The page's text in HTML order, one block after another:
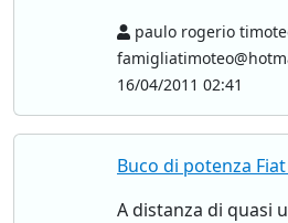
paulo rogerio
16/04/2011 02:41
Buco di potenza
A distanza di quasi